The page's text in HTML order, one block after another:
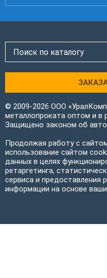
© 2009-2026 ООО
металлопроката оптом и в
Защищено законом об
Продолжая работу с
использование сайтом
данных в целях
ретаргетинга,
сервиса и предоставления
информации на основе